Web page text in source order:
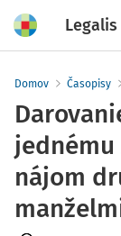
Legalis
Domov Časopisy
jednému
nájom